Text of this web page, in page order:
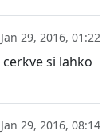
Jan 29, 2016, 01:22
si lahko
Jan 29, 2016, 08:14